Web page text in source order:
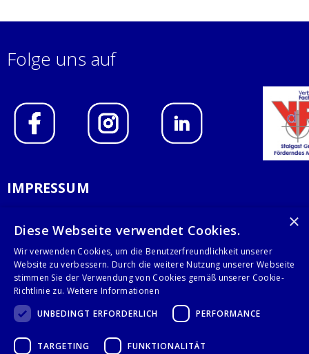
Folge uns auf
IMPRESSUM
AGB
KONTAKT
Stalgast GmbH
28359 Bremen
×
Diese Webseite verwendet Cookies.
Wir verwenden Cookies, um die Benutzerfreundlichkeit unserer
Website zu verbessern. Durch die weitere Nutzung unserer Webseite
stimmen Sie der Verwendung von Cookies gemäß unserer Cookie-
Richtlinie zu. Weitere Informationen
UNBEDINGT ERFORDERLICH
PERFORMANCE
TARGETING FUNKTIONALITÄT